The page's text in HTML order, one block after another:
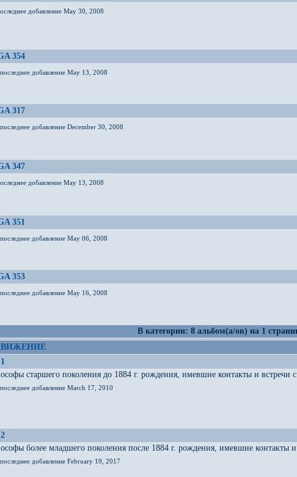
добавление May 30, 2008
354
добавление May 13, 2008
317
добавление December 30, 2008
347
добавление May 13, 2008
351
добавление May 06, 2008
353
добавление May 16, 2008
В категории: 8 альбом(а/ов) на 1
старшего поколения до 1884 г. рождения, имевшие контакты и встречи
добавление March 17, 2010
более младшего поколения после 1884 г. рождения, имевшие контакты
добавление February 19, 2017